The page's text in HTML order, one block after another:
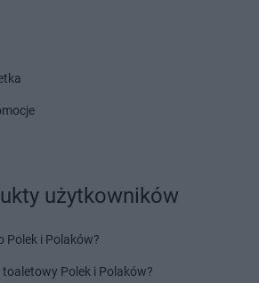
użytkowników
Polek i Polaków?
Polek i Polaków?